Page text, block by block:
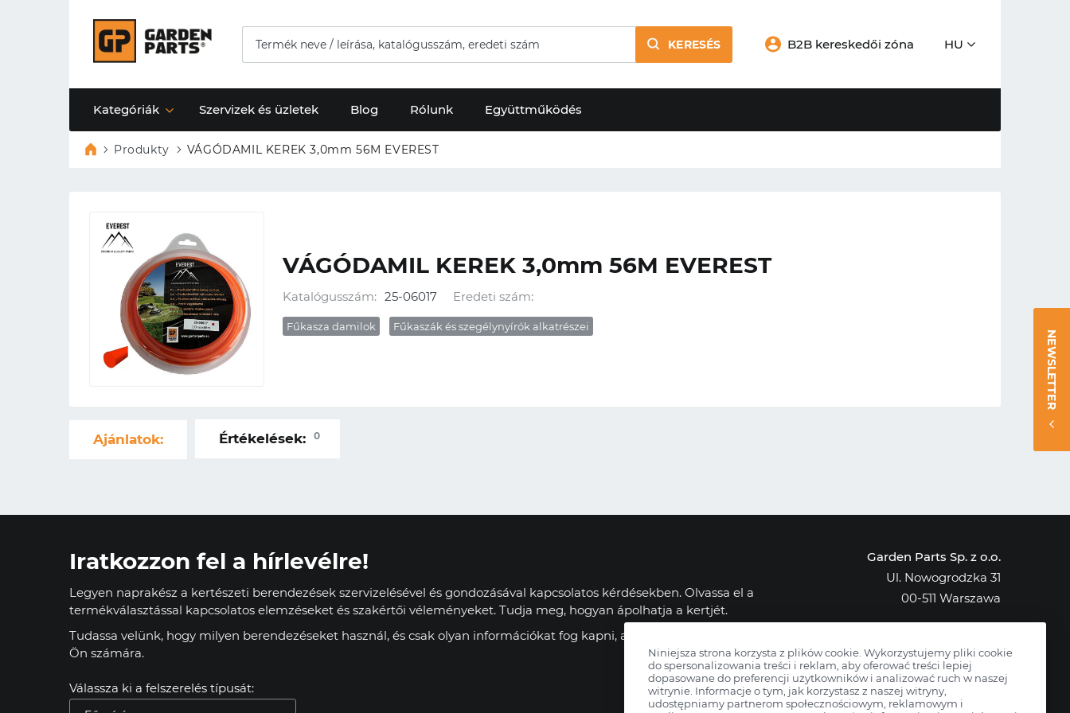
KERESÉS B2B kereskedői zóna HU
Kategóriák Szervizek és üzletek Blog Rólunk Együttműködés
Produkty VÁGÓDAMIL KEREK 3,0mm 56M EVEREST
VÁGÓDAMIL KEREK 3,0mm 56M EVEREST
Katalógusszám: 25-06017 Eredeti szám:
Fűkasza damilok Fűkaszák és szegélynyírók alkatrészei
Ajánlatok: Értékelések: 0
NEWSLETTER
Iratkozzon fel a hírlevélre!
Legyen naprakész a kertészeti berendezések szervizelésével és gondozásával kapcsolatos kérdésekben. Olvassa el a
termékválasztással kapcsolatos elemzéseket és szakértői véleményeket. Tudja meg, hogyan ápolhatja a kertjét.
Tudassa velünk, hogy milyen berendezéseket használ, és csak olyan információkat fog kapni, amelyek hasznosak az
Ön számára.
Válassza ki a felszerelés típusát:
Garden Parts Sp. z o.o.
Ul. Nowogrodzka 31
00-511 Warszawa
NIP: 701-034-91-62
KRS: 0000431421
Niniejsza strona korzysta z plików cookie. Wykorzystujemy pliki cookie
do spersonalizowania treści i reklam, aby oferować treści lepiej
dopasowane do preferencji użytkowników i analizować ruch w naszej
witrynie. Informacje o tym, jak korzystasz z naszej witryny,
udostępniamy partnerom społecznościowym, reklamowym i